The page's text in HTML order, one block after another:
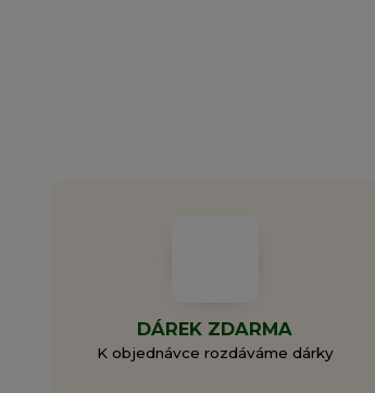
DÁREK ZDARMA
K objednávce rozdáváme dárky